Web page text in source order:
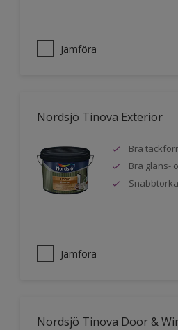
Jämföra
Nordsjö Tinova Exterior
Bra
Bra glans-
Jämföra
Nordsjö Tinova Door &